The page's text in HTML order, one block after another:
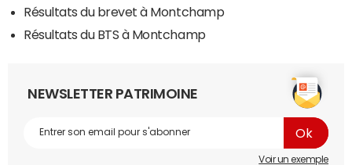
Résultats du brevet à Montchamp
Résultats du BTS à Montchamp
NEWSLETTER PATRIMOINE
Voir un exemple